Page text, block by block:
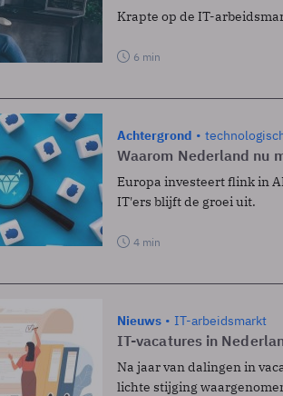
Krapte op de IT-
6 min
Achtergrond
Waarom Nederland nu
Europa investeert flink in
IT'ers blijft de groei uit.
4 min
Nieuws IT-arbeidsmarkt
IT-vacatures in
Na jaar van dalingen in
lichte stijging